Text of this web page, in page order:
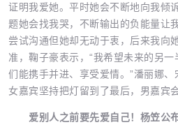
证明我爱她。平时她会不断地向我倾
题她会找我哭，不断输出的负能量让
尝试沟通但她却无动于衷，后来我向
准，鞠子豪表示，“我希望未来的另
们能携手并进、享受爱情。”潘丽娜
女嘉宾坚持把灯留到了最后，男嘉宾
爱别人之前要先爱自己！杨笠公